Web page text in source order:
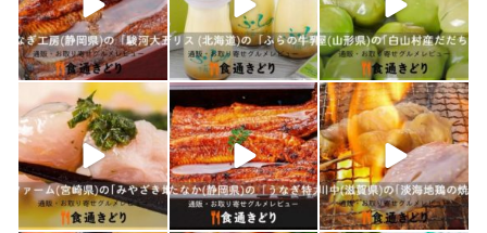
1月 26 1月 24 1月 23
shokutuu_kidori
1月 21
shokutuu_kidori
1月 19
shokutuu_kidori
1月 18